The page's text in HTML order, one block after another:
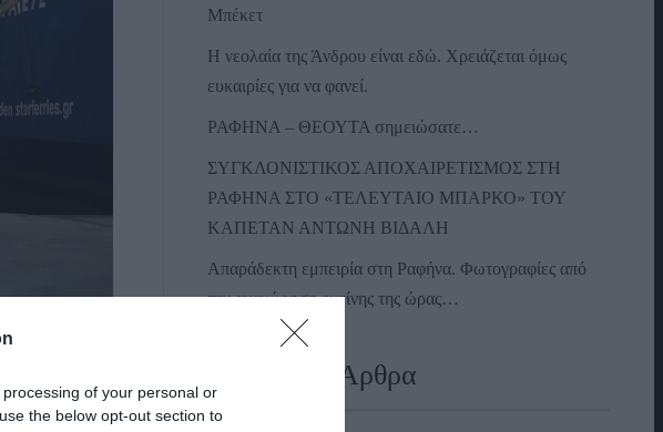
of your personal or
the below opt-out section to
Μπέκετ
Η νεολαία της Άνδρου είναι εδώ. Χρειάζεται όμως
ευκαιρίες για να φανεί.
ΡΑΦΗΝΑ – ΘΕΟΥΤΑ σημειώσατε…
ΣΥΓΚΛΟΝΙΣΤΙΚΟΣ ΑΠΟΧΑΙΡΕΤΙΣΜΟΣ ΣΤΗ
ΡΑΦΗΝΑ ΣΤΟ «ΤΕΛΕΥΤΑΙΟ ΜΠΑΡΚΟ» ΤΟΥ
ΚΑΠΕΤΑΝ ΑΝΤΩΝΗ ΒΙΔΑΛΗ
Απαράδεκτη εμπειρία στη Ραφήνα. Φωτογραφίες από
την αναχώρηση εκείνης της ώρας…
Πρόσφατα Άρθρα